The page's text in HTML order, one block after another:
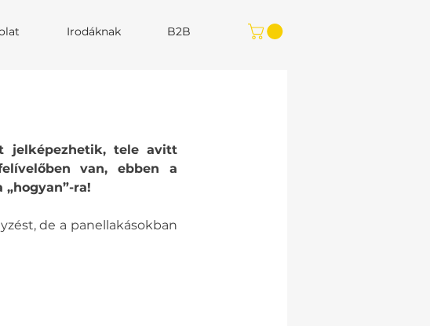
Irodáknak B2B
jelképezhetik, tele avitt
van, ebben a
„hogyan”-ra!
de a panellakásokban